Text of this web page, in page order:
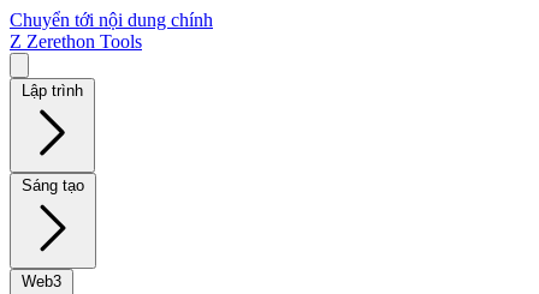
Chuyển tới nội dung chính
Z Zerethon Tools
Lập trình
Sáng tạo
Web3